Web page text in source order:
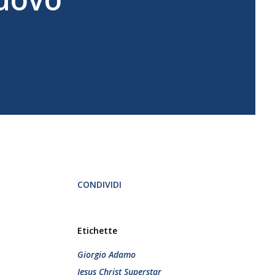
CONDIVIDI
Etichette
Giorgio Adamo
Jesus Christ Superstar